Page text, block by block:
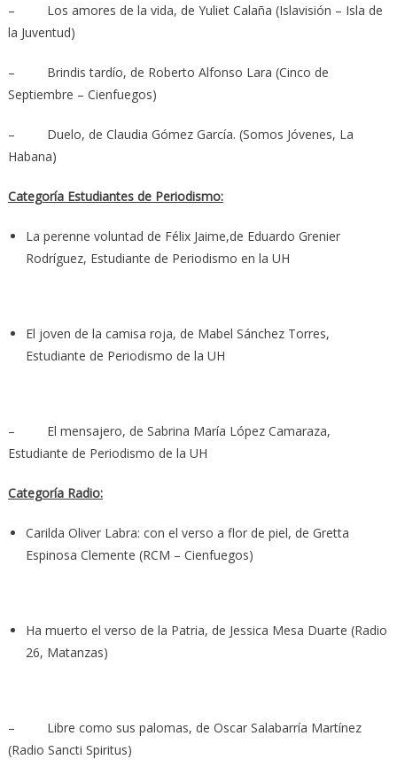
– Los amores de la vida, de Yuliet Calaña (Islavisión – Isla de
la Juventud)
– Brindis tardío, de Roberto Alfonso Lara (Cinco de
Septiembre – Cienfuegos)
– Duelo, de Claudia Gómez García. (Somos Jóvenes, La
Habana)
Categoría Estudiantes de Periodismo:
La perenne voluntad de Félix Jaime,de Eduardo Grenier
Rodríguez, Estudiante de Periodismo en la UH
El joven de la camisa roja, de Mabel Sánchez Torres,
Estudiante de Periodismo de la UH
– El mensajero, de Sabrina María López Camaraza,
Estudiante de Periodismo de la UH
Categoría Radio:
Carilda Oliver Labra: con el verso a flor de piel, de Gretta
Espinosa Clemente (RCM – Cienfuegos)
Ha muerto el verso de la Patria, de Jessica Mesa Duarte (Radio
26, Matanzas)
– Libre como sus palomas, de Oscar Salabarría Martínez
(Radio Sancti Spiritus)